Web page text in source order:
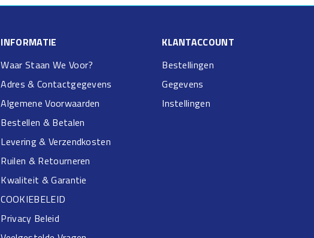
INFORMATIE
Waar Staan We Voor?
Adres & Contactgegevens
Algemene Voorwaarden
Bestellen & Betalen
Levering & Verzendkosten
Ruilen & Retourneren
Kwaliteit & Garantie
COOKIEBELEID
Privacy Beleid
KLANTACCOUNT
Bestellingen
Gegevens
Instellingen